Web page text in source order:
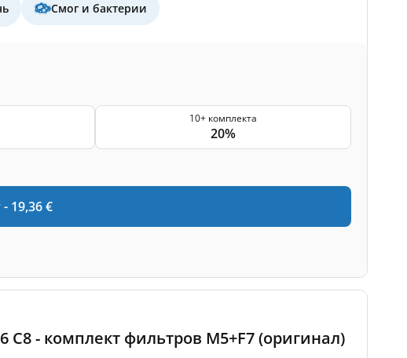
Смог и бактерии
10+ комплекта
20%
- 19,36€
C8 - комплект фильтров M5+F7 (оригинал)